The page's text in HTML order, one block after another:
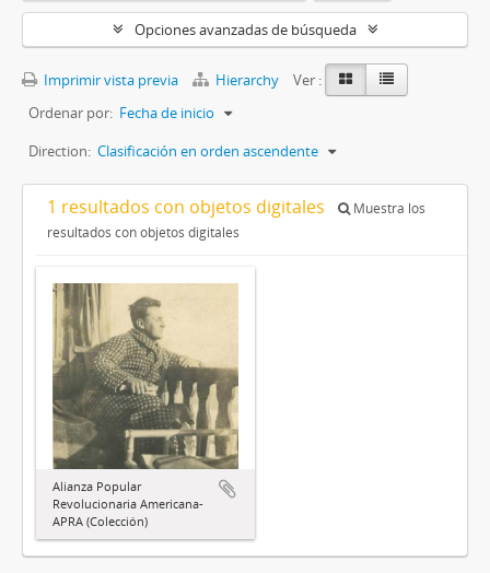
Opciones avanzadas de búsqueda
Imprimir vista previa Hierarchy
Ver :
Ordenar por: Fecha de inicio
Direction: Clasificación en orden ascendente
1 resultados con objetos digitales
Muestra los
resultados con objetos digitales
Alianza Popular
Revolucionaria Americana-
APRA (Colección)